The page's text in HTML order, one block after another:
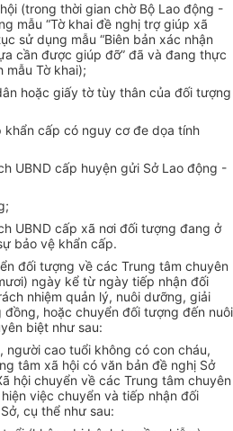
(trong thời gian chờ Bộ Lao động -
mẫu “Tờ khai đề nghị trợ giúp xã
sử dụng mẫu “Biên bản xác nhận
cần được giúp đỡ” đã và đang thực
mẫu Tờ khai);
hoặc giấy tờ tùy thân của đối tượng
cấp có nguy cơ đe dọa tính
UBND cấp huyện gửi Sở Lao động -
UBND cấp xã nơi đối tượng đang ở
bảo vệ khẩn cấp.
đối tượng về các Trung tâm chuyên
ngày kể từ ngày tiếp nhận đối
nhiệm quản lý, nuôi dưỡng, giải
hoặc chuyển đối tượng đến nuôi
biệt như sau:
cao tuổi không có con cháu,
tâm xã hội có văn bản đề nghị Sở
hội chuyển về các Trung tâm chuyên
việc chuyển và tiếp nhận đối
cụ thể như sau: